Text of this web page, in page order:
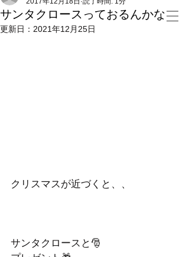
サンタクロースっておるんかな
更新日： 2021年12月25日
クリスマスが近づくと、、
サンタクロースと🎅